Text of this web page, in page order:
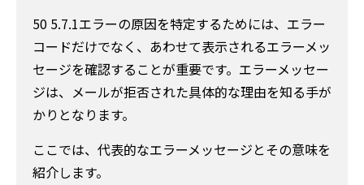
50 5.7.1エラーの原因を特定するためには、エラー
コードだけでなく、あわせて表示されるエラーメッ
セージを確認することが重要です。エラーメッセー
ジは、メールが拒否された具体的な理由を知る手が
かりとなります。
ここでは、代表的なエラーメッセージとその意味を
紹介します。